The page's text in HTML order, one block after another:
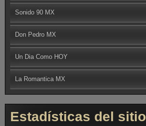
Sonido 90 MX
Don Pedro MX
Un Dia Como HOY
La Romantica MX
Estadísticas del sitio